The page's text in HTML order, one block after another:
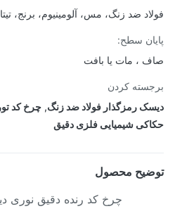
ضد زنگ، مس، آلومینیوم، برنج، تیتانیوم
سطح:
، مات یا بافت
کردن
رمزگذار فولاد ضد زنگ,چرخ کد توری
شیمیایی فلزی دقیق
محصول
چرخ کد رنده دقیق نوری